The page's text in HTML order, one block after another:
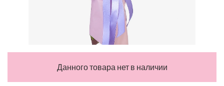
Данного товара нет в наличии